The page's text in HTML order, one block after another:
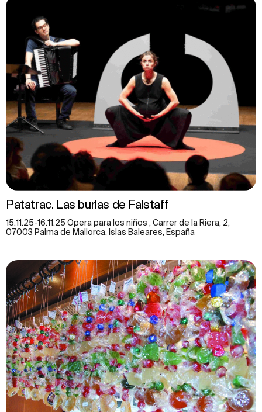
Patatrac. Las burlas de Falstaff
15.11.25-16.11.25 Opera para los niños , Carrer de la Riera, 2,
07003 Palma de Mallorca, Islas Baleares, España